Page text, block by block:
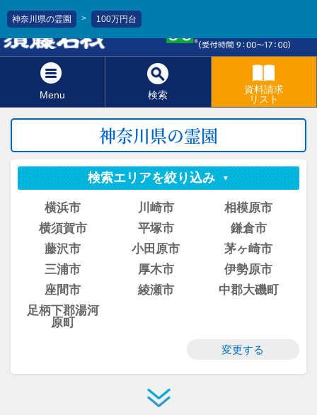
Menu 検索
資料請求
リスト
神奈川県の霊園 > 100万円台
神奈川県の霊園
検索エリアを絞り込み
横浜市 川崎市
相模原市
横須賀市
平塚市
鎌倉市
藤沢市
小田原市
茅ヶ崎市
三浦市
厚木市
伊勢原市
座間市
綾瀬市
中郡大磯町
足柄下郡湯河
原町
変更する